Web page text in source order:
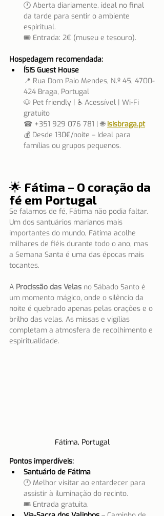
🕐 Aberta diariamente, ideal no final
da tarde para sentir o ambiente
espiritual.
🎟 Entrada: 2€ (museu e tesouro).
Hospedagem recomendada:
ÍSIS Guest House
📍 Rua Dom Paio Mendes, N.º 45, 4700-
424 Braga, Portugal
🐶 Pet friendly | ♿ Acessível | Wi-Fi
gratuito
☎ +351 929 076 781 | 🌐 isisbraga.pt
💰 Desde 130€/noite – Ideal para
famílias ou grupos pequenos.
🌟 Fátima – O coração da
fé em Portugal
Se falamos de fé, Fátima não podia faltar.
Um dos santuários marianos mais
importantes do mundo, Fátima acolhe
milhares de fiéis durante todo o ano, mas
a Semana Santa é uma das épocas mais
tocantes.
A Procissão das Velas no Sábado Santo é
um momento mágico, onde o silêncio da
noite é quebrado apenas pelas orações e o
brilho das velas. As missas e vigílias
completam a atmosfera de recolhimento e
espiritualidade.
Fátima, Portugal
Pontos imperdíveis:
Santuário de Fátima
🕐 Melhor visitar ao entardecer para
assistir à iluminação do recinto.
🎟 Entrada gratuita.